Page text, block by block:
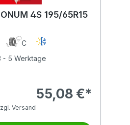
4S 195/65R15
C
- 5 Werktage
55,08 €*
Versand